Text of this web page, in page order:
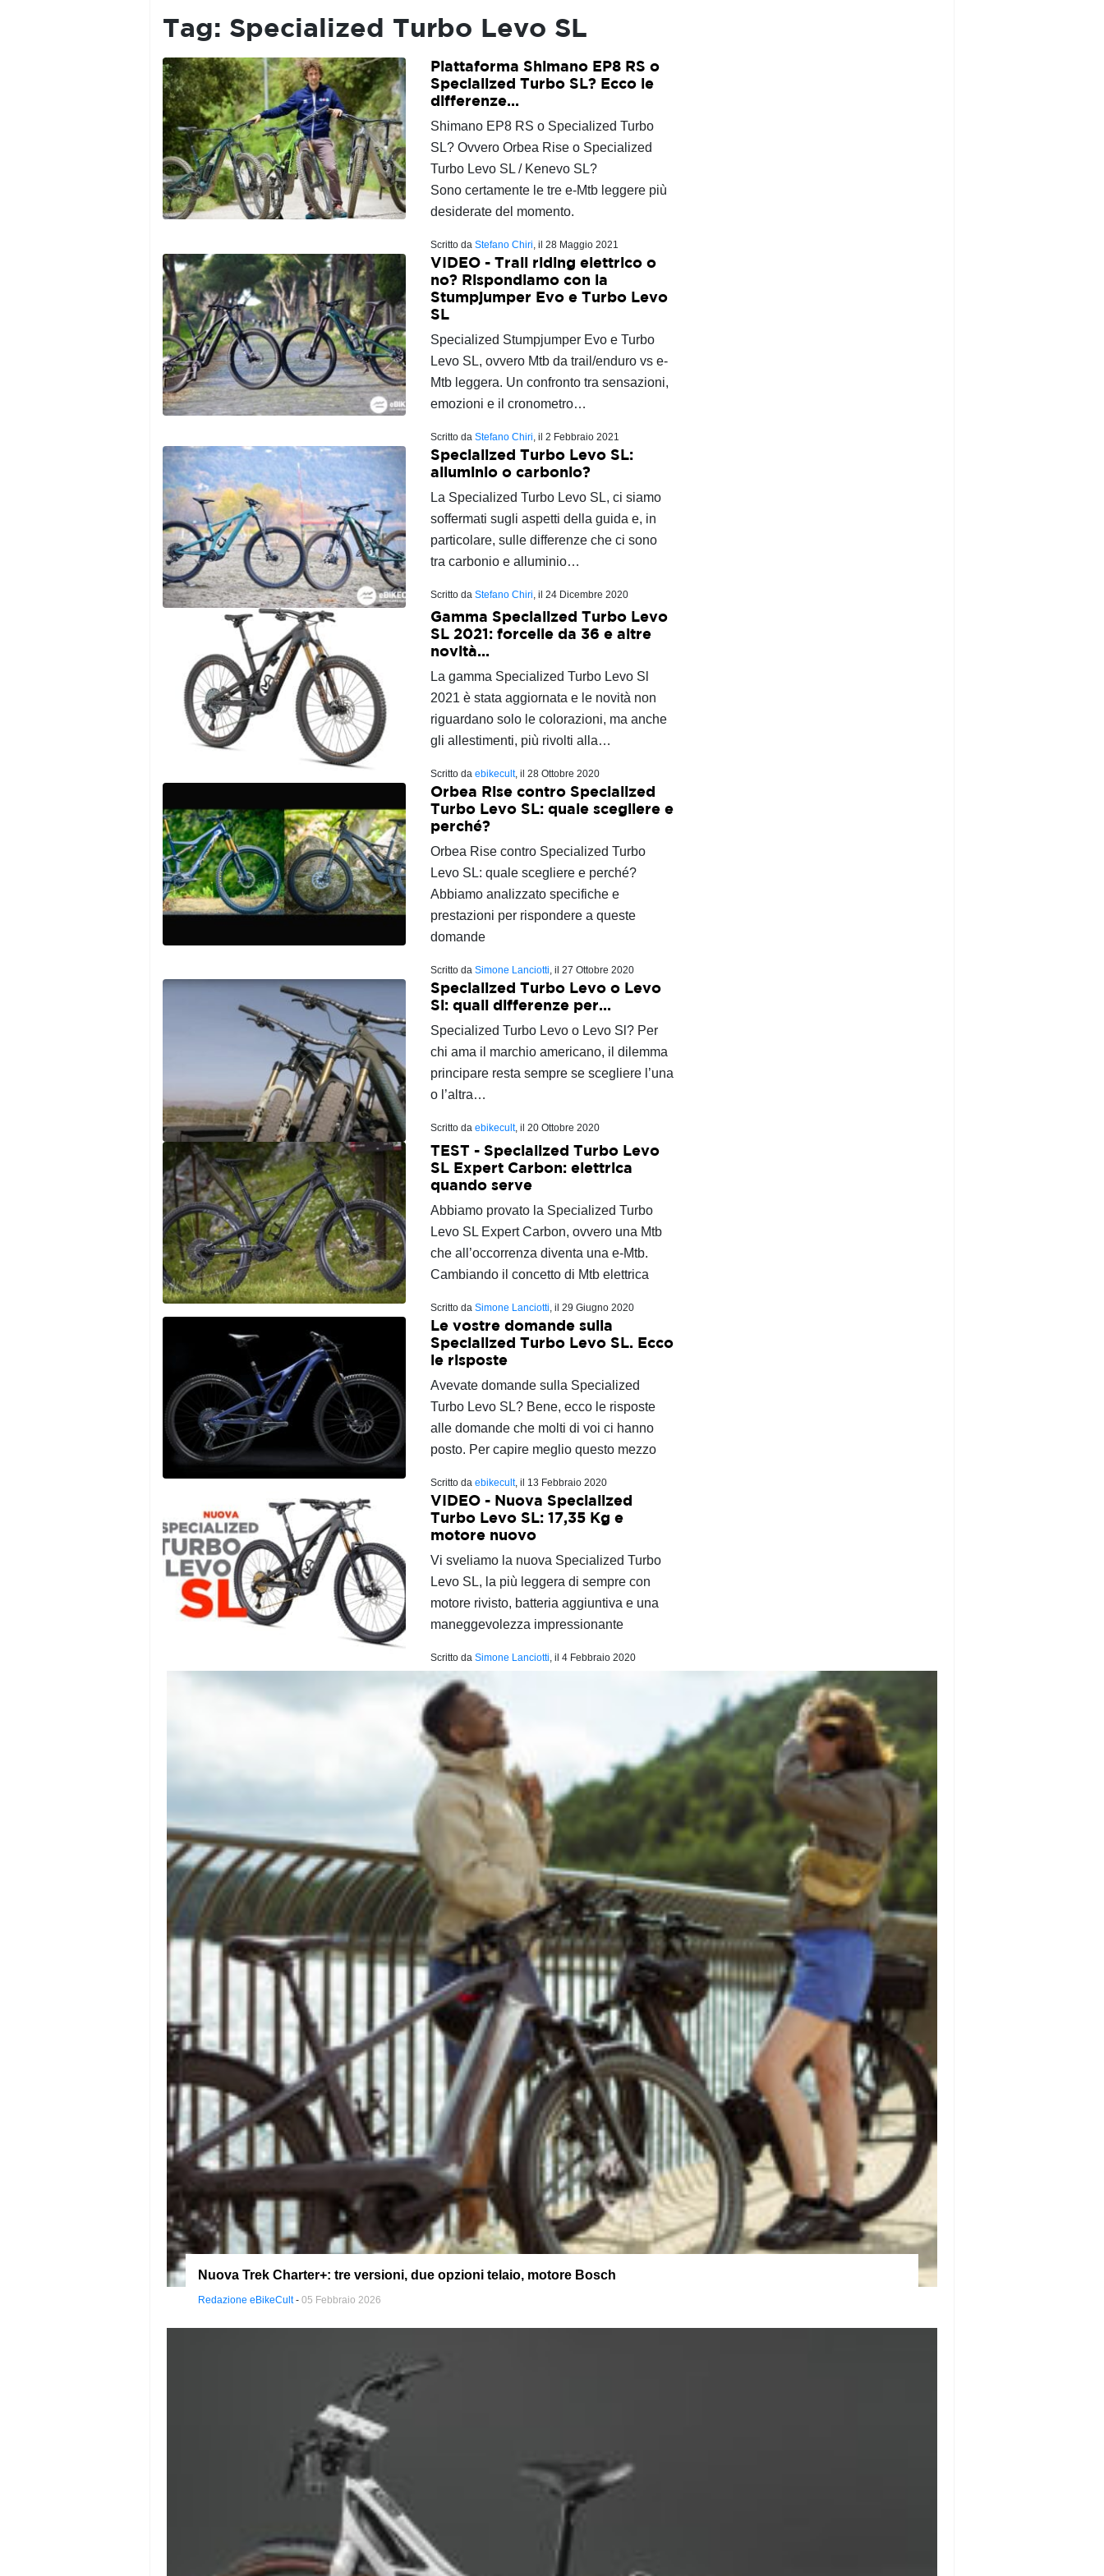
Tag: Specialized Turbo Levo SL
Piattaforma Shimano EP8 RS o
Specialized Turbo SL? Ecco le
differenze...
Shimano EP8 RS o Specialized Turbo
SL? Ovvero Orbea Rise o Specialized
Turbo Levo SL / Kenevo SL?
Sono certamente le tre e-Mtb leggere più
desiderate del momento.
Scritto da Stefano Chiri, il 28 Maggio 2021
VIDEO - Trail riding elettrico o
no? Rispondiamo con la
Stumpjumper Evo e Turbo Levo
SL
Specialized Stumpjumper Evo e Turbo
Levo SL, ovvero Mtb da trail/enduro vs e-
Mtb leggera. Un confronto tra sensazioni,
emozioni e il cronometro…
Scritto da Stefano Chiri, il 2 Febbraio 2021
Specialized Turbo Levo SL:
alluminio o carbonio?
La Specialized Turbo Levo SL, ci siamo
soffermati sugli aspetti della guida e, in
particolare, sulle differenze che ci sono
tra carbonio e alluminio…
Scritto da Stefano Chiri, il 24 Dicembre 2020
Gamma Specialized Turbo Levo
SL 2021: forcelle da 36 e altre
novità...
La gamma Specialized Turbo Levo Sl
2021 è stata aggiornata e le novità non
riguardano solo le colorazioni, ma anche
gli allestimenti, più rivolti alla…
Scritto da ebikecult, il 28 Ottobre 2020
Orbea Rise contro Specialized
Turbo Levo SL: quale scegliere e
perché?
Orbea Rise contro Specialized Turbo
Levo SL: quale scegliere e perché?
Abbiamo analizzato specifiche e
prestazioni per rispondere a queste
domande
Scritto da Simone Lanciotti, il 27 Ottobre 2020
Specialized Turbo Levo o Levo
Sl: quali differenze per…
Specialized Turbo Levo o Levo Sl? Per
chi ama il marchio americano, il dilemma
principare resta sempre se scegliere l’una
o l’altra…
Scritto da ebikecult, il 20 Ottobre 2020
TEST - Specialized Turbo Levo
SL Expert Carbon: elettrica
quando serve
Abbiamo provato la Specialized Turbo
Levo SL Expert Carbon, ovvero una Mtb
che all’occorrenza diventa una e-Mtb.
Cambiando il concetto di Mtb elettrica
Scritto da Simone Lanciotti , il 29 Giugno 2020
Le vostre domande sulla
Specialized Turbo Levo SL. Ecco
le risposte
Avevate domande sulla Specialized
Turbo Levo SL? Bene, ecco le risposte
alle domande che molti di voi ci hanno
posto. Per capire meglio questo mezzo
Scritto da ebikecult, il 13 Febbraio 2020
VIDEO - Nuova Specialized
Turbo Levo SL: 17,35 Kg e
motore nuovo
Vi sveliamo la nuova Specialized Turbo
Levo SL, la più leggera di sempre con
motore rivisto, batteria aggiuntiva e una
maneggevolezza impressionante
Scritto da Simone Lanciotti , il 4 Febbraio 2020
Nuova Trek Charter+: tre versioni, due opzioni telaio, motore Bosch
Redazione eBikeCult-05 Febbraio 2026